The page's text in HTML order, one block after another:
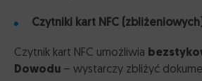
Czytniki kart NFC (zbliżeniowych)
Czytnik kart NFC umożliwia
Dowodu – wystarczy zbliżyć